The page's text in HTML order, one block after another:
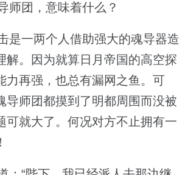
团，意味着什么？
一两个人借助强大的魂导器造
解。因为就算日月帝国的高空探
力再强，也总有漏网之鱼。可
导师团都摸到了明都周围而没被
可就大了。何况对方不止拥有一